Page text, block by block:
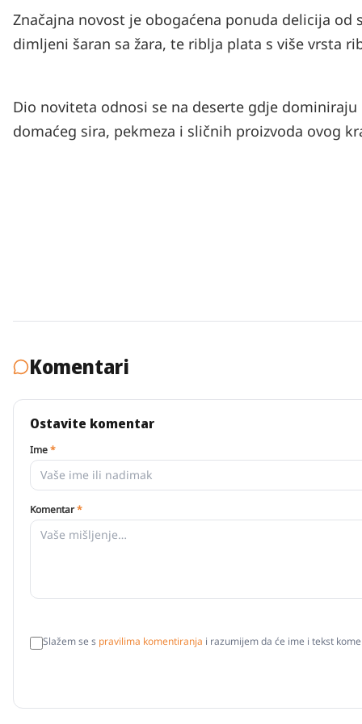
Značajna novost je obogaćena ponuda delicija
dimljeni šaran sa žara, te riblja plata s više vrsta
Dio noviteta odnosi se na deserte gdje
domaćeg sira, pekmeza i sličnih proizvoda ovog
Komentari
Ostavite komentar
Ime*
Komentar*
Slažem se s pravilima komentiranja i razumijem da će ime i tekst